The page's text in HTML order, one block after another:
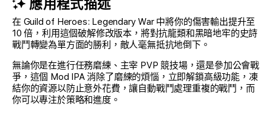
應用程式描述
在 Guild of Heroes: Legendary War 中將你的傷害輸出提升至
10 倍，利用這個破解修改版本，將對抗龍類和黑暗地牢的史詩
戰鬥轉變為單方面的勝利，敵人毫無抵抗地倒下。
無論你是在進行任務磨練、主宰 PVP 競技場，還是參加公會戰
爭，這個 Mod IPA 消除了磨練的煩惱，立即解鎖高級功能，凍
結你的資源以防止意外花費，讓自動戰鬥處理重複的戰鬥，而
你可以專注於策略和進度。